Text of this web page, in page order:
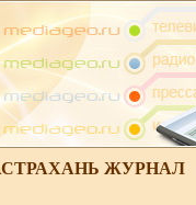
ЖУРНАЛ